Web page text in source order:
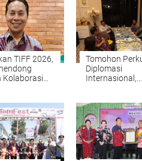
TIFF 2026,
Kolaborasi
Tomohon
Diplomasi
Internasional,
dan Sister City